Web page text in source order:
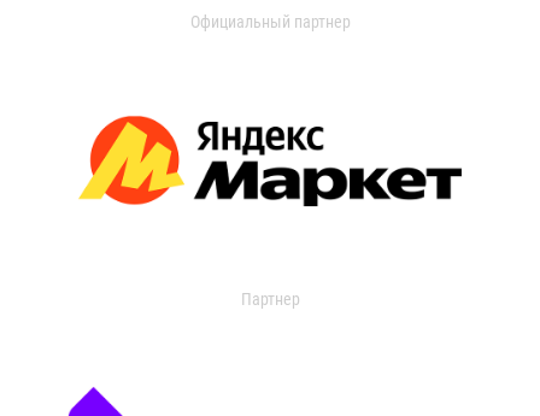
Официальный партнер
Партнер